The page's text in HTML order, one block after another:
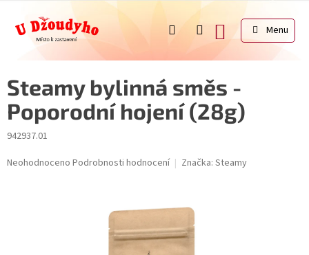
obsah
NÁKUPNÍ
KOŠÍK
Steamy bylinná směs -
Poporodní hojení (28g)
942937.01
Průměrné
Neohodnoceno Podrobnosti hodnocení Značka: Steamy